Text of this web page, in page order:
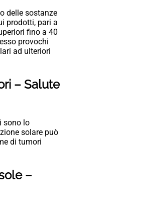
delle sostanze
prodotti, pari a
fino a 40
provochi
ad ulteriori
– Salute
sono lo
solare può
di tumori
–